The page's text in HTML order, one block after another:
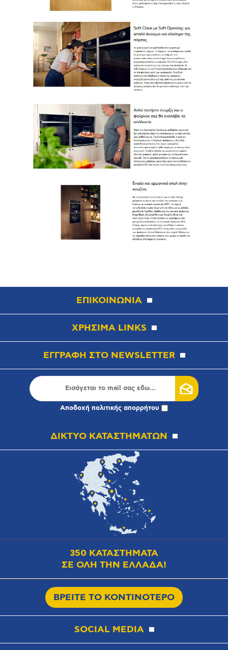
ΕΠΙΚΟΙΝΩΝΙΑ
ΧΡΗΣΙΜΑ LINKS
ΕΓΓΡΑΦΗ ΣΤΟ NEWSLETTER
Αποδοχή πολιτικής απορρήτου
ΔΙΚΤΥΟ ΚΑΤΑΣΤΗΜΑΤΩΝ
350 ΚΑΤΑΣΤΗΜΑΤΑ
ΣΕ ΟΛΗ ΤΗΝ ΕΛΛΑΔΑ!
ΒΡΕΙΤΕ ΤΟ ΚΟΝΤΙΝΟΤΕΡΟ
SOCIAL MEDIA